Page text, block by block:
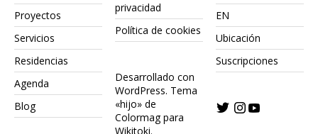
Proyectos
Servicios
Residencias
Agenda
Blog
privacidad
Política de cookies
Desarrollado con
WordPress. Tema
«hijo» de
Colormag para
Wikitoki.
EN
Ubicación
Suscripciones